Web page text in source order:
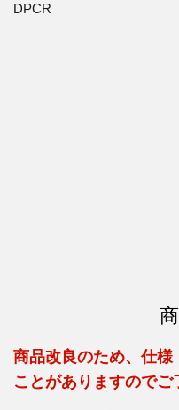
DPCR
商品改良のため、仕
ことがありますのでご